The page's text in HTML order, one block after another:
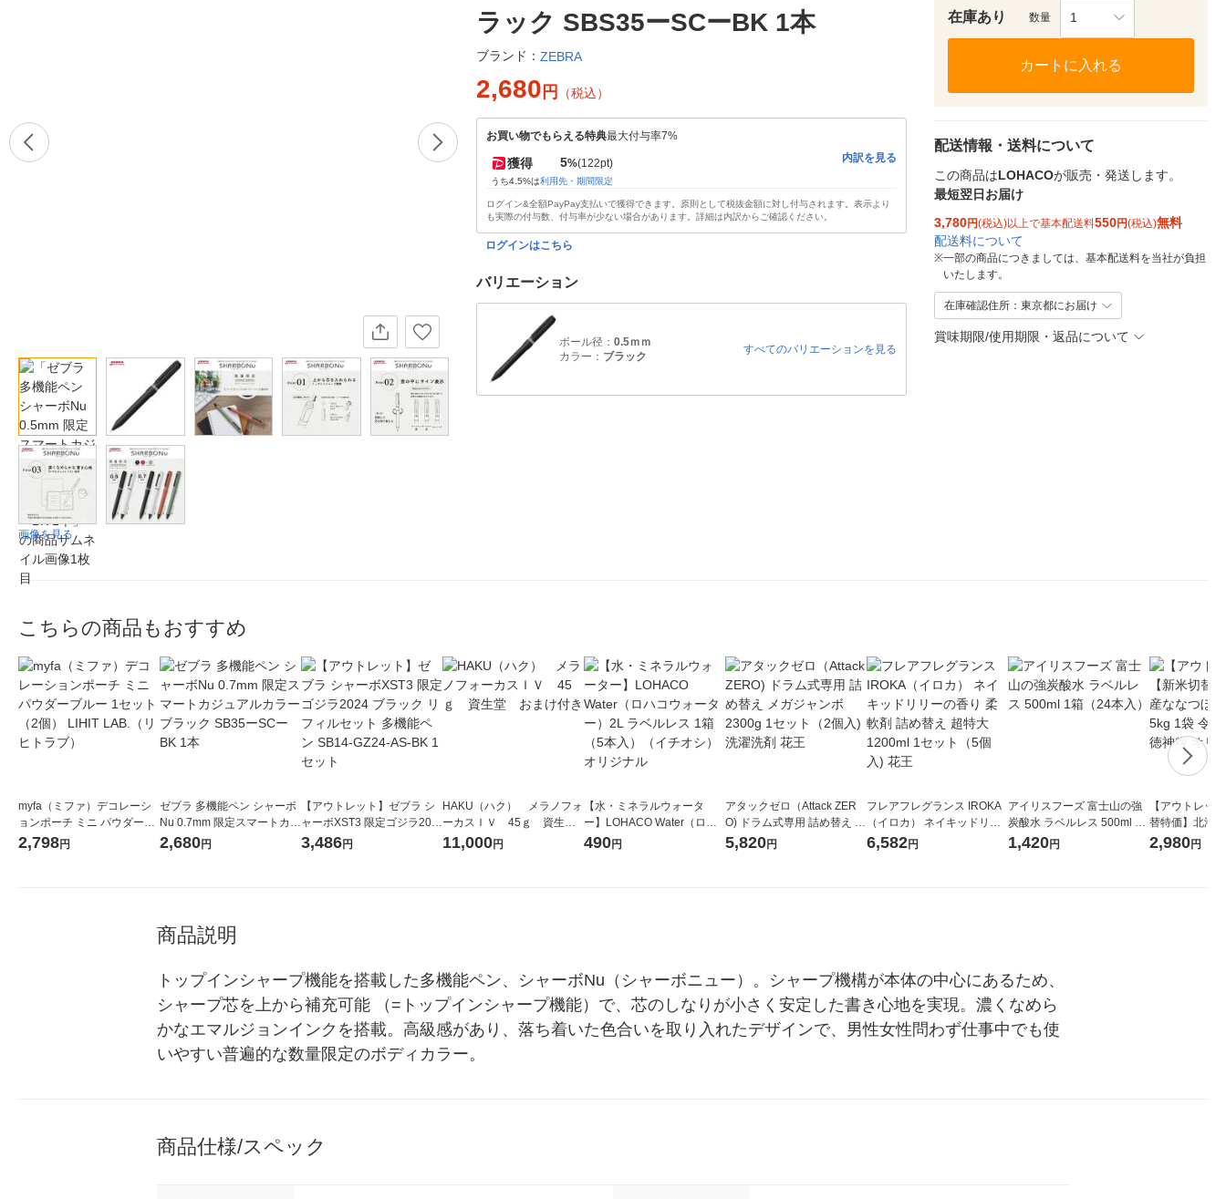
画像を見る
ラック SBS35ーSCーBK 1本
ブランド： ZEBRA
2,680 円 （税込）
お買い物でもらえる特典最大付与率7%
獲得 5%(122pt)
うち4.5%は利用先・期間限定
内訳を見る
ログイン&全額PayPay支払いで獲得できます。原則として税抜金額に対し付与されます。表示より
も実際の付与数、付与率が少ない場合があります。詳細は内訳からご確認ください。
ログインはこちら
バリエーション
ボール径： 0.5ｍｍ
カラー： ブラック
すべてのバリエーションを見る
在庫あり 数量 1
カートに入れる
配送情報・送料について
この商品はLOHACOが販売・発送します。
最短翌日お届け
3,780円(税込)以上で基本配送料550円(税込)無料
配送料について
※一部の商品につきましては、基本配送料を当社が負担
いたします。
在庫確認住所：東京都にお届け
賞味期限/使用期限・返品について
こちらの商品もおすすめ
myfa（ミファ）デコレーシ
ョンポーチ ミニ パウダーブ
ルー 1セット（2個） LIHIT L
AB.（リヒトラブ）
2,798円
ゼブラ 多機能ペン シャーボ
Nu 0.7mm 限定スマートカジ
ュアルカラー ブラック SB3
5ーSCーBK 1本
2,680円
【アウトレット】ゼブラ シ
ャーボXST3 限定ゴジラ202
4 ブラック リフィルセット
多機能ペン SB14-GZ24-AS-
3,486円
HAKU（ハク） メラノフォ
ーカスＩＶ 45ｇ 資生
堂 おまけ付き
11,000円
【水・ミネラルウォータ
ー】LOHACO Water（ロハ
コウォーター）2L ラベルレ
490円
アタックゼロ（Attack ZER
O) ドラム式専用 詰め替え メ
ガジャンボ 2300g 1セット
（2個入) 洗濯洗剤 花王
5,820円
フレアフレグランス IROKA
（イロカ） ネイキッドリリ
ーの香り 柔軟剤 詰め替え 超
特大 1200ml 1セット（5個
6,582円
アイリスフーズ 富士山の強
炭酸水 ラベルレス 500ml 1
箱（24本入）
1,420円
【アウトレッ
替特価】北海
し 無洗米 5kg
米 木徳神糧 オ
2,980円
商品説明
トップインシャープ機能を搭載した多機能ペン、シャーボNu（シャーボニュー）。シャープ機構が本体の中心にあるため、
シャープ芯を上から補充可能 （=トップインシャープ機能）で、芯のしなりが小さく安定した書き心地を実現。濃くなめら
かなエマルジョンインクを搭載。高級感があり、落ち着いた色合いを取り入れたデザインで、男性女性問わず仕事中でも使
いやすい普遍的な数量限定のボディカラー。
商品仕様/スペック